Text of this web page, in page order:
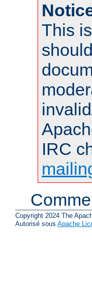
This
IRC
Copyright 2024 The
Autorisé sous Apache